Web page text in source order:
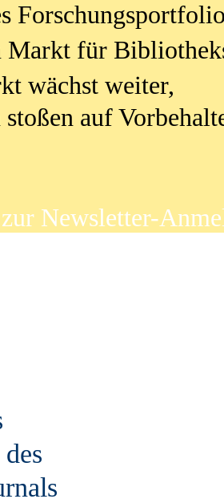
Markt für
wächst weiter,
auf
Newsletter-